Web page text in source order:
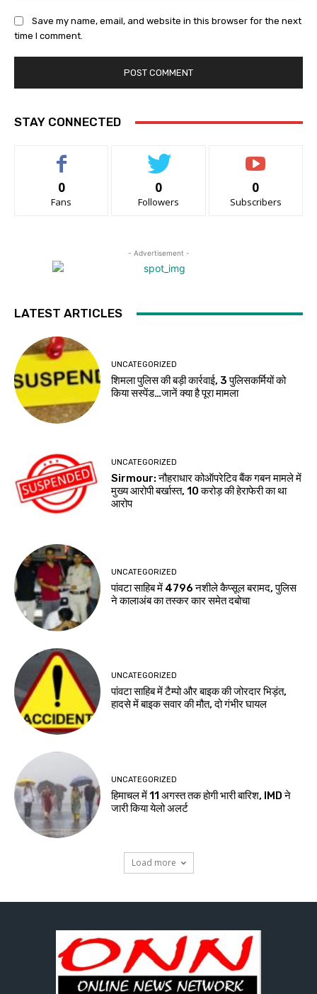
Save my name, email, and website in this browser for the next
time I comment.
STAY CONNECTED
0
Fans
0
Followers
0
Subscribers
- Advertisement -
LATEST ARTICLES
UNCATEGORIZED
शिमला पुलिस की बड़ी कार्रवाई, 3 पुलिसकर्मियों को
किया सस्पेंड…जानें क्या है पूरा मामला
UNCATEGORIZED
Sirmour: नौहराधार कोऑपरेटिव बैंक गबन मामले में
मुख्य आरोपी बर्खास्त, 10 करोड़ की हेराफेरी का था
आरोप
UNCATEGORIZED
पांवटा साहिब में 4796 नशीले कैप्सूल बरामद, पुलिस
ने कालाअंब का तस्कर कार समेत दबोचा
UNCATEGORIZED
पांवटा साहिब में टैम्पो और बाइक की जोरदार भिड़ंत,
हादसे में बाइक सवार की मौत, दो गंभीर घायल
UNCATEGORIZED
हिमाचल में 11 अगस्त तक होगी भारी बारिश, IMD ने
जारी किया येलो अलर्ट
Load more